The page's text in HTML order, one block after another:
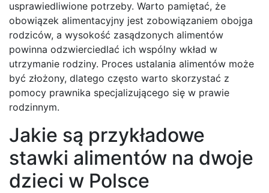
usprawiedliwione potrzeby. Warto pamiętać, że
obowiązek alimentacyjny jest zobowiązaniem obojga
rodziców, a wysokość zasądzonych alimentów
powinna odzwierciedlać ich wspólny wkład w
utrzymanie rodziny. Proces ustalania alimentów może
być złożony, dlatego często warto skorzystać z
pomocy prawnika specjalizującego się w prawie
rodzinnym.
Jakie są przykładowe
stawki alimentów na dwoje
dzieci w Polsce